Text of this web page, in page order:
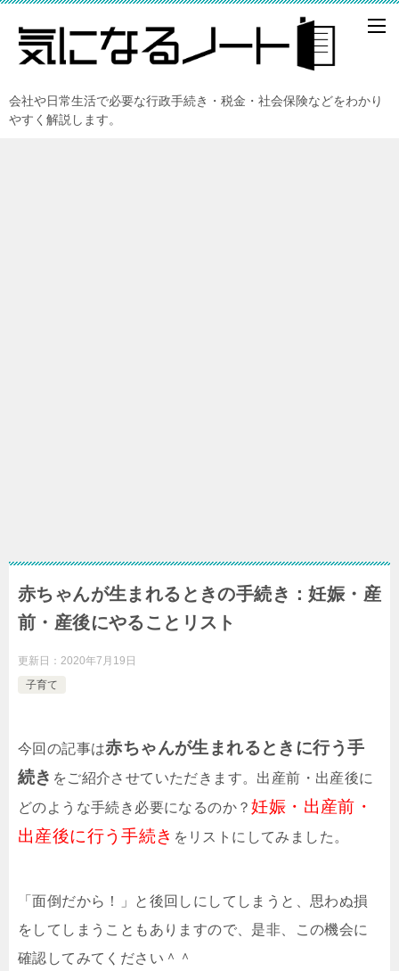
会社や日常生活で必要な行政手続き・税金・社会保険などをわかり
やすく解説します。
赤ちゃんが生まれるときの手続き：妊娠・産
前・産後にやることリスト
更新日： 2020年7月19日
子育て
今回の記事は赤ちゃんが生まれるときに行う手
続き をご紹介させていただきます。出産前・出産後に
どのような手続き必要になるのか？妊娠・出産前・
出産後に行う手続き をリストにしてみました。
「面倒だから！」と後回しにしてしまうと、思わぬ損
をしてしまうこともありますので、是非、この機会に
確認してみてください＾＾